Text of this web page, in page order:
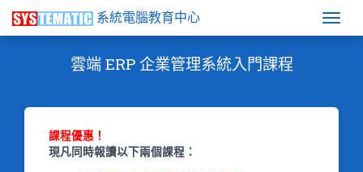
系統電腦教育中心
雲端 ERP 企業管理系統入門課程
課程優惠！
現凡同時報讀以下兩個課程：